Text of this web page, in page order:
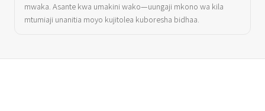
mwaka. Asante kwa umakini wako—uungaji mkono wa kila
mtumiaji unanitia moyo kujitolea kuboresha bidhaa.